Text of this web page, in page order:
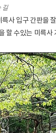
길
사 입구 간판을
할 수있는 미륵사